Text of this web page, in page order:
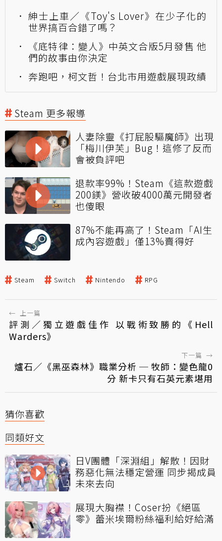
紳士上車／《Toy's Lover》在少子化的
世界搞百合錯了嗎？
《底特律：變人》中英文合版5月發售 他
們的故事由你決定
奔跑吧，柯文哲！台北市用遊戲展現政績
Steam 更多報導
人妻除靈《打屁股驅魔師》出現
「梅川伊芙」Bug！這修了反而
會被負評吧
退款率99%！Steam《這款遊戲
200鎂》營收破4000萬元開發者
也傻眼
87%不能再高了！Steam「AI生
成內容遊戲」僅13%賣得好
Steam Switch Nintendo RPG
← 上一篇
評測／獨立遊戲佳作 以戰術致勝的《Hell
Warders》
下一篇 →
爐石／《黑巫森林》職業分析 ─ 牧師：變色龍0
分 新卡只有石英元素堪用
猜你喜歡
同類好文
日V團體「深淵組」解散！因財
務惡化無法穩定營運 同步揭成員
未來去向
展現大胸襟！Coser扮《絕區
零》蕾米埃爾粉絲福利給好給滿